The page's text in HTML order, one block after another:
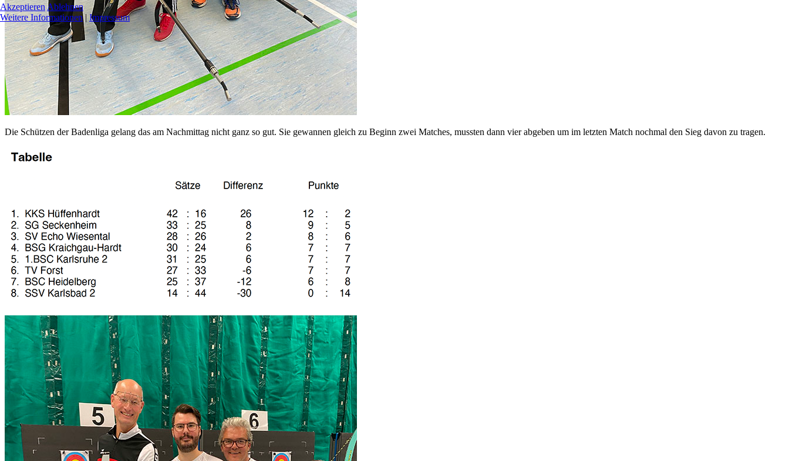
Die Schützen der Badenliga gelang das am Nachmittag nicht ganz so gut. Sie gewannen gleich zu Beginn zwei Matches, mussten dann vier abgeben um im letzten Match nochmal den Sieg davon zu tragen.
Akzeptieren Ablehnen
Weitere Informationen| Impressum